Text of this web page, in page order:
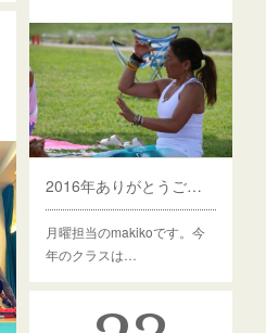
2016年ありがとうございました MAKIKO
月曜担当のmakikoです。今
年のクラスは…